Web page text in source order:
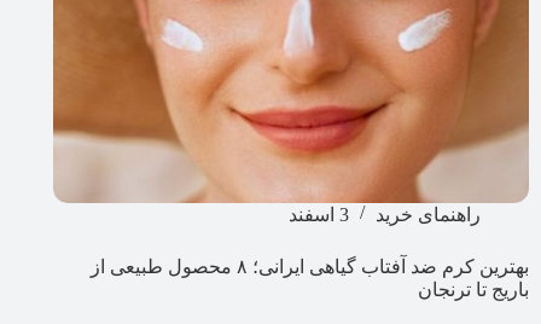
راهنمای خرید 3 اسفند
بهترین کرم ضد آفتاب گیاهی ایرانی؛ ۸ محصول طبیعی از
باریج تا ترنجان